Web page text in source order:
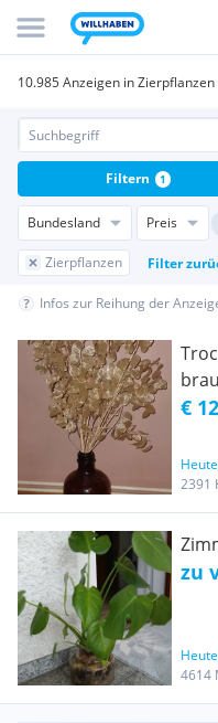
10.985 Anzeigen in
Bundesland Preis
Zierpflanzen Filter
Filtern 1
Infos zur Reihung der
€ 12
2391
zu
4614